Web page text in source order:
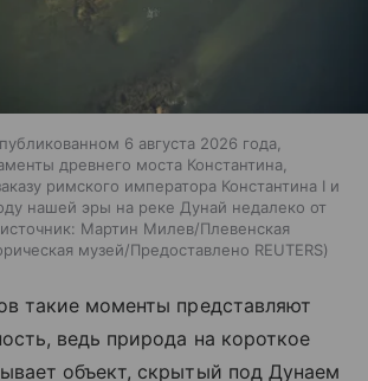
6 августа 2026 года,
древнего моста Константина,
римского императора Константина I и
нашей эры на реке Дунай недалеко от
источник: Мартин Милев/Плевенская
музей/Предоставлено REUTERS
такие моменты представляют
ведь природа на короткое
объект, скрытый под Дунаем